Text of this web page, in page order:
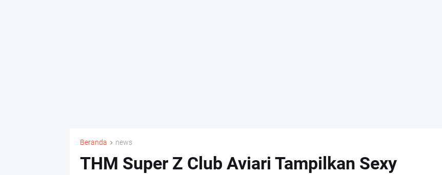
Beranda news
THM Super Z Club Aviari Tampilkan Sexy